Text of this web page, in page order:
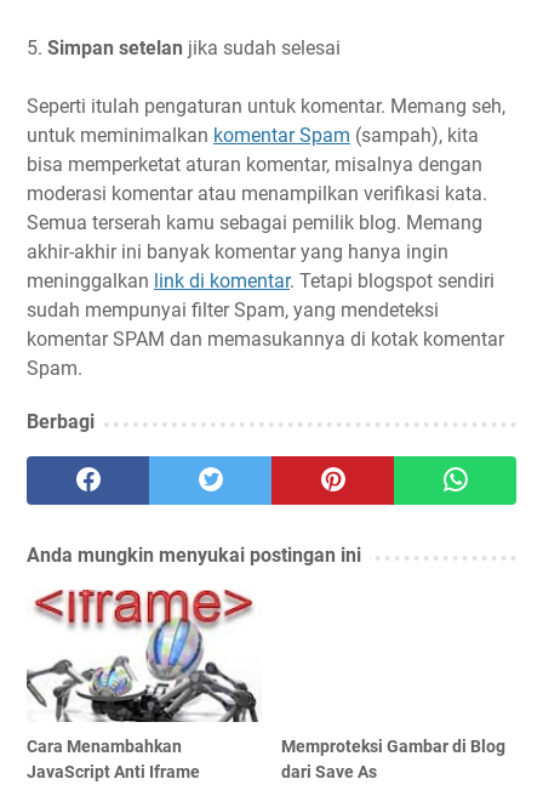
5. Simpan setelan jika sudah selesai
Seperti itulah pengaturan untuk komentar. Memang seh,
untuk meminimalkan komentar Spam (sampah), kita
bisa memperketat aturan komentar, misalnya dengan
moderasi komentar atau menampilkan verifikasi kata.
Semua terserah kamu sebagai pemilik blog. Memang
akhir-akhir ini banyak komentar yang hanya ingin
meninggalkan link di komentar. Tetapi blogspot sendiri
sudah mempunyai filter Spam, yang mendeteksi
komentar SPAM dan memasukannya di kotak komentar
Spam.
Berbagi
Anda mungkin menyukai postingan ini
Cara Menambahkan
JavaScript Anti Iframe
Memproteksi Gambar di Blog
dari Save As